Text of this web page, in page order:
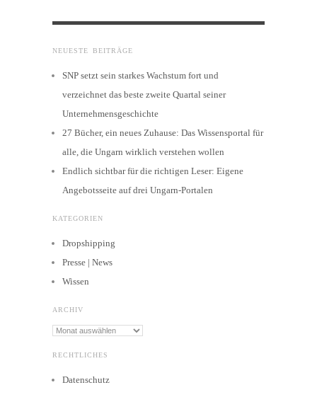
NEUESTE BEITRÄGE
SNP setzt sein starkes Wachstum fort und
verzeichnet das beste zweite Quartal seiner
Unternehmensgeschichte
27 Bücher, ein neues Zuhause: Das Wissensportal für
alle, die Ungarn wirklich verstehen wollen
Endlich sichtbar für die richtigen Leser: Eigene
Angebotsseite auf drei Ungarn-Portalen
KATEGORIEN
Dropshipping
Presse | News
Wissen
ARCHIV
Archiv
RECHTLICHES
Datenschutz